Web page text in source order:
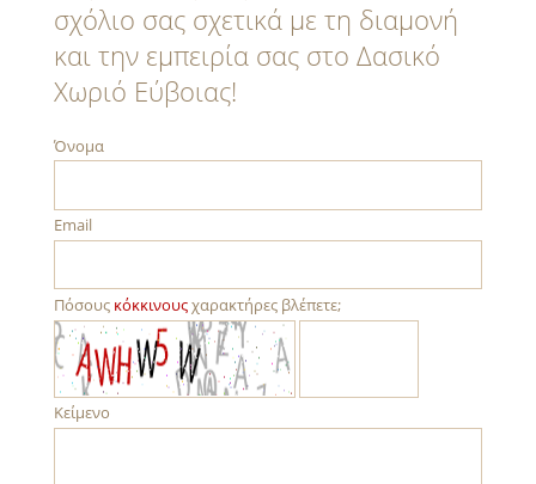
σχόλιο σας σχετικά με τη διαμονή
και την εμπειρία σας στο Δασικό
Χωριό Εύβοιας!
Όνομα
Email
Πόσους κόκκινουςχαρακτήρες βλέπετε;
Κείμενο